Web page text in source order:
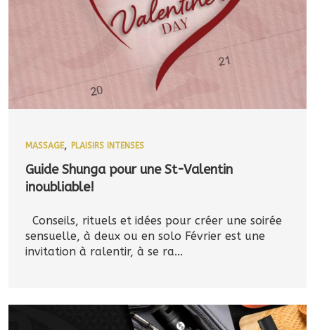
MASSAGE, PLAISIRS INTENSES
Guide Shunga pour une St-Valentin
inoubliable!
Conseils, rituels et idées pour créer une soirée
sensuelle, à deux ou en solo Février est une
invitation à ralentir, à se ra...